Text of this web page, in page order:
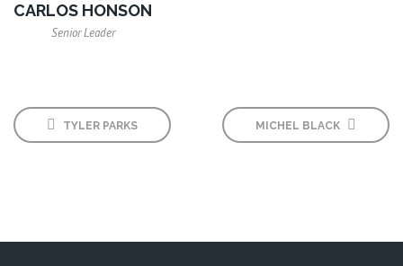
CARLOS HONSON
Senior Leader
TYLER PARKS MICHEL BLACK